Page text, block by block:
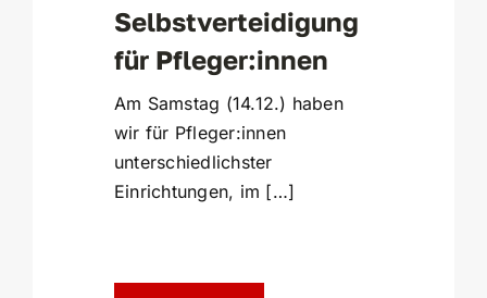
Selbstverteidigung
für Pfleger:innen
Am Samstag (14.12.) haben
wir für Pfleger:innen
unterschiedlichster
Einrichtungen, im […]